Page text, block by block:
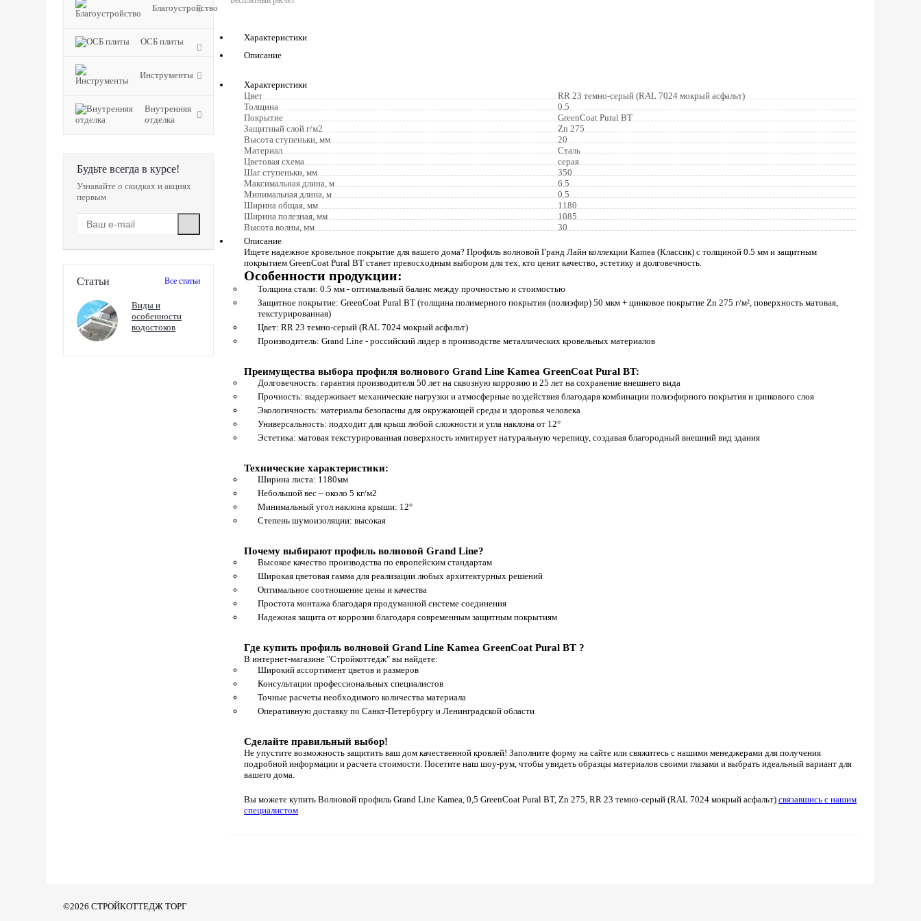
Благоустройство
ОСБ плиты
Инструменты
Внутренняя
отделка
Будьте всегда в курсе!
Узнавайте о скидках и акциях
первым
Статьи Все статьи
Виды и
особенности
водостоков
Характеристики
Описание
Характеристики
Цвет
RR 23 темно-серый (RAL 7024 мокрый асфальт)
Толщина
0.5
Покрытие
GreenCoat Pural BT
Защитный слой г/м2
Zn 275
Высота ступеньки, мм
20
Материал
Сталь
Цветовая схема
серая
Шаг ступеньки, мм
350
Максимальная длина, м
6.5
Минимальная длина, м
0.5
Ширина общая, мм
1180
Ширина полезная, мм
1085
Высота волны, мм
30
Описание
Ищете надежное кровельное покрытие для вашего дома? Профиль волновой Гранд Лайн коллекции Kamea (Классик) с толщиной 0.5 мм и защитным
покрытием GreenCoat Pural BT станет превосходным выбором для тех, кто ценит качество, эстетику и долговечность.
Особенности продукции:
Толщина стали: 0.5 мм - оптимальный баланс между прочностью и стоимостью
Защитное покрытие: GreenCoat Pural BT (толщина полимерного покрытия (полиэфир) 50 мкм + цинковое покрытие Zn 275 г/м², поверхность матовая,
текстурированная)
Цвет: RR 23 темно-серый (RAL 7024 мокрый асфальт)
Производитель: Grand Line - российский лидер в производстве металлических кровельных материалов
Преимущества выбора профиля волнового Grand Line Kamea GreenCoat Pural BT:
Долговечность: гарантия производителя 50 лет на сквозную коррозию и 25 лет на сохранение внешнего вида
Прочность: выдерживает механические нагрузки и атмосферные воздействия благодаря комбинации полиэфирного покрытия и цинкового слоя
Экологичность: материалы безопасны для окружающей среды и здоровья человека
Универсальность: подходит для крыш любой сложности и угла наклона от 12°
Эстетика: матовая текстурированная поверхность имитирует натуральную черепицу, создавая благородный внешний вид здания
Технические характеристики:
Ширина листа: 1180мм
Небольшой вес – около 5 кг/м2
Минимальный угол наклона крыши: 12°
Степень шумоизоляции: высокая
Почему выбирают профиль волновой Grand Line?
Высокое качество производства по европейским стандартам
Широкая цветовая гамма для реализации любых архитектурных решений
Оптимальное соотношение цены и качества
Простота монтажа благодаря продуманной системе соединения
Надежная защита от коррозии благодаря современным защитным покрытиям
Где купить профиль волновой Grand Line Kamea GreenCoat Pural BT ?
В интернет-магазине "Стройкоттедж" вы найдете:
Широкий ассортимент цветов и размеров
Консультации профессиональных специалистов
Точные расчеты необходимого количества материала
Оперативную доставку по Санкт-Петербургу и Ленинградской области
Сделайте правильный выбор!
Не упустите возможность защитить ваш дом качественной кровлей! Заполните форму на сайте или свяжитесь с нашими менеджерами для получения
подробной информации и расчета стоимости. Посетите наш шоу-рум, чтобы увидеть образцы материалов своими глазами и выбрать идеальный вариант для
вашего дома.
Вы можете купить Волновой профиль Grand Line Kamea, 0,5 GreenCoat Pural BT, Zn 275, RR 23 темно-серый (RAL 7024 мокрый асфальт) связавшись с нашим
специалистом
©2026 СТРОЙКОТТЕДЖ ТОРГ